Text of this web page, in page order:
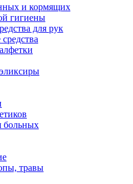
и кормящих
гигиены
для рук
больных
травы